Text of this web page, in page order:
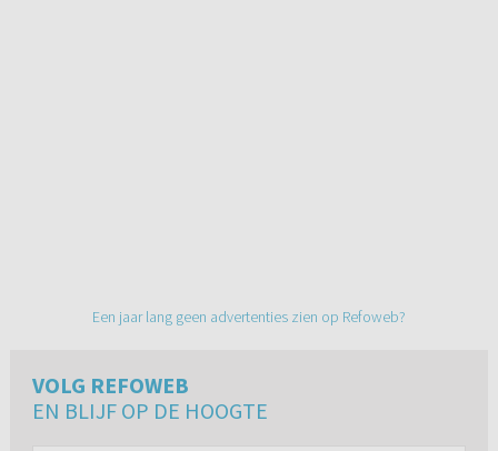
Een jaar lang geen advertenties zien op Refoweb?
VOLG REFOWEB
EN BLIJF OP DE HOOGTE